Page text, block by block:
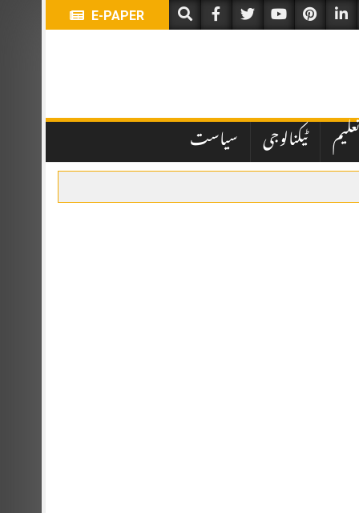
E-PAPER
تعلیم ٹیکنالوجی سیاست
اور ترک صدر رجب طیب اردوان نے شرکت کی۔